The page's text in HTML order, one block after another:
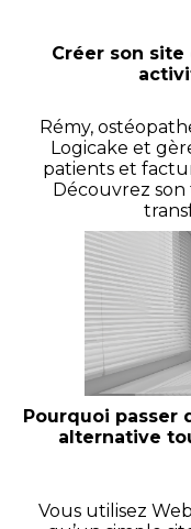
Créer son site
Rémy,
Logicake et
patients et
Découvrez
Pourquoi passer
alternative
Vous utilisez